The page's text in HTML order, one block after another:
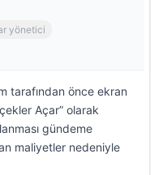
yönetici
tarafından önce ekran
Açar” olarak
gündeme
maliyetler nedeniyle